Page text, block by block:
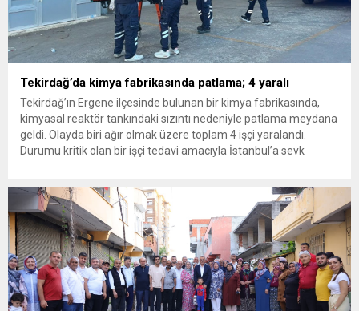
Tekirdağ’da kimya fabrikasında patlama; 4 yaralı
Tekirdağ’ın Ergene ilçesinde bulunan bir kimya fabrikasında,
kimyasal reaktör tankındaki sızıntı nedeniyle patlama meydana
geldi. Olayda biri ağır olmak üzere toplam 4 işçi yaralandı.
Durumu kritik olan bir işçi tedavi amacıyla İstanbul’a sevk
ilçesine...